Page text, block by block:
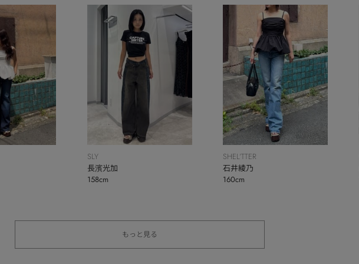
SLY
長濱光加
158cm
SHEL’TTER
石井綾乃
160cm
もっと見る